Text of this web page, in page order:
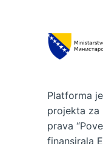
Platforma
projekta za
prava
finansirala